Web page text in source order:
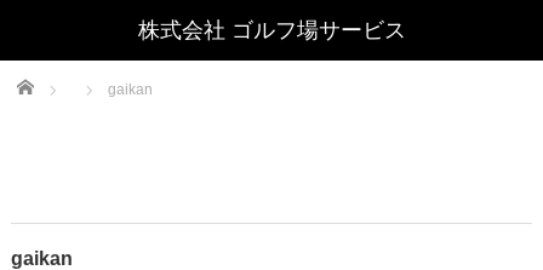
Home gaikan
gaikan